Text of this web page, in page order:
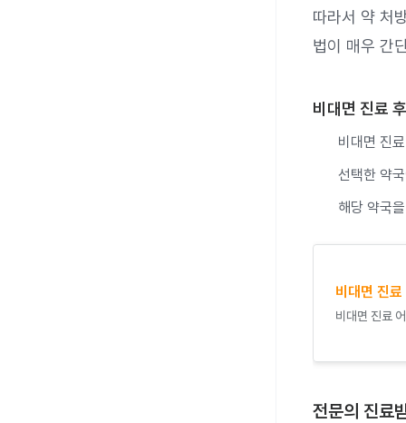
따라서 약 처
법이 매우 간
비대면 진료
비대면 진
선택한 약
해당 약국
비대면 진
비대면 진료
전문의 진료